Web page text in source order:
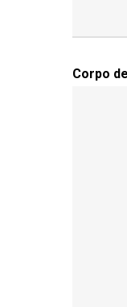
Corpo